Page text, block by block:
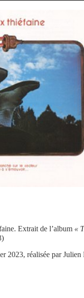
Extrait de l’album «
2023, réalisée par